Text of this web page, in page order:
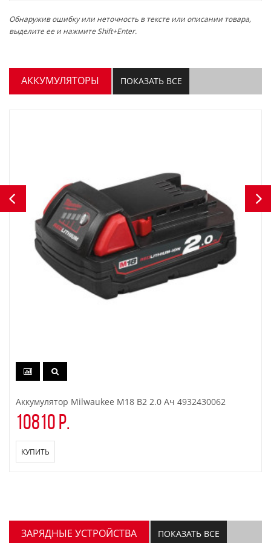
Обнаружив ошибку или неточность в тексте или описании товара,
выделите ее и нажмите Shift+Enter.
АККУМУЛЯТОРЫ ПОКАЗАТЬ ВСЕ
Аккумулятор Milwaukee M18 B2 2.0 Ач 4932430062
10810 р.
КУПИТЬ
ЗАРЯДНЫЕ УСТРОЙСТВА ПОКАЗАТЬ ВСЕ